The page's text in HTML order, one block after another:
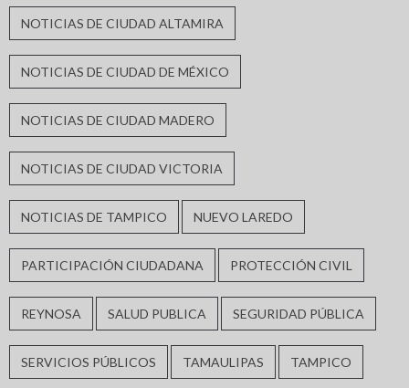
NOTICIAS DE CIUDAD ALTAMIRA
NOTICIAS DE CIUDAD DE MÉXICO
NOTICIAS DE CIUDAD MADERO
NOTICIAS DE CIUDAD VICTORIA
NOTICIAS DE TAMPICO NUEVO LAREDO
PARTICIPACIÓN CIUDADANA PROTECCIÓN CIVIL
REYNOSA SALUD PUBLICA SEGURIDAD PÚBLICA
SERVICIOS PÚBLICOS TAMAULIPAS TAMPICO